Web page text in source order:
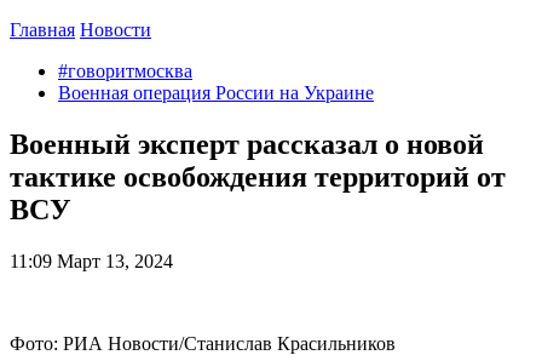
Главная Новости
#говоритмосква
Военная операция России на Украине
Военный эксперт рассказал о новой
тактике освобождения территорий от
ВСУ
11:09 Март 13, 2024
Фото: РИА Новости/Станислав Красильников